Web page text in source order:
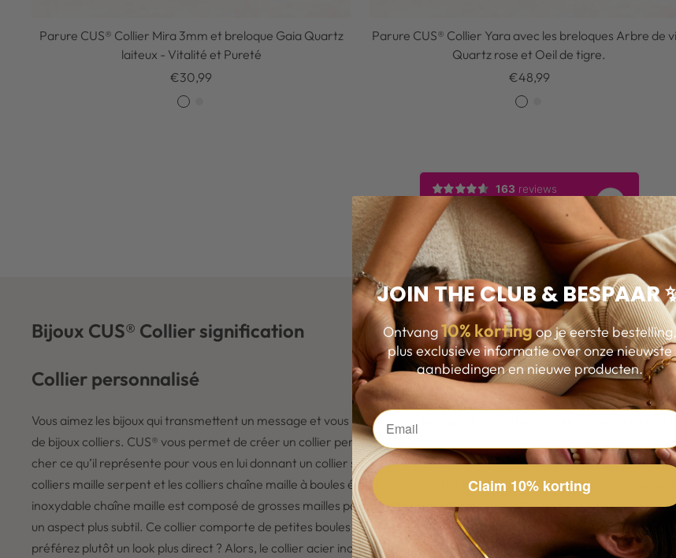
Parure CUS® Collier Mira 3mm et breloque Gaia Quartz
laiteux - Vitalité et Pureté
Prix
de
€30,99
O
Parure CUS® Collier Yara avec les breloques Arbre de
Quartz rose et Oeil de tigre.
Prix
de
€48,99
O
e
n
t
Bijoux CUS® Collier signification
Collier personnalisé
Vous aimez les bijoux qui transmettent un message et vous portez un collier signification tous les jours ? Dans ce
de bijoux colliers. CUS® vous permet de créer un collier personnalisé qui émet un message. Vous pouvez ainsi
cher ce qu’il représente pour vous en lui donnant un collier signification. Les colliers de la collection CUS® sont
colliers maille serpent et les colliers chaîne maille à boules émaillées. Les colliers CUS® sont fabriqués en acier
inoxydable chaîne maille est composé de grosses mailles pour un effet très affirmé. Le collier chaîne maille à boules
un aspect plus subtil. Ce collier comporte de petites boules en émail, qui sont disponibles dans de nombreuses
préférez plutôt un look plus direct ? Alors, le collier acier inoxydable maille serpent est pour vous ! Le motif à mailles
JOIN THE CLUB & BESPAAR
Ontvang10% kortingop je eerste bestelling,
plus exclusieve informatie over onze nieuwste
aanbiedingen en nieuwe producten.
Claim 10% korting